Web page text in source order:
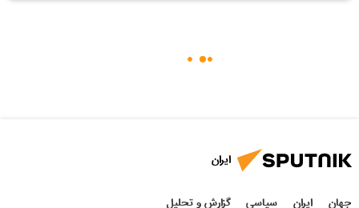
ایران
جهان ایران سیاسی گزارش و تحلیل